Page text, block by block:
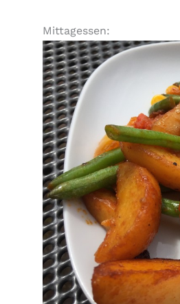
Mittagessen: